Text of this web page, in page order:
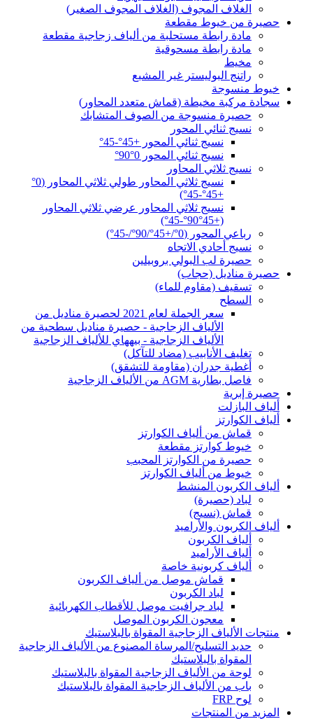
الغلاف المجوف (الغلاف المجوف الصغير)
حصيرة من خيوط مقطعة
مادة رابطة مستحلبة من ألياف زجاجية مقطعة
مادة رابطة مسحوقية
مخيط
راتنج البوليستر غير المشبع
خيوط منسوجة
سجادة مركبة مخيطة (قماش متعدد المحاور)
حصيرة منسوجة من الصوف المتشابك
نسيج ثنائي المحور
نسيج ثنائي المحور +45°-45°
نسيج ثنائي المحور 0°90°
نسيج ثلاثي المحاور
نسيج ثلاثي المحاور طولي ثلاثي المحاور (0°
+45°-45°)
نسيج ثلاثي المحاور عرضي ثلاثي المحاور
(+45°90°-45°)
رباعي المحور (0°/+45°/90°/-45°)
نسيج أحادي الاتجاه
حصيرة لب البولي بروبيلين
حصيرة مناديل (حجاب)
تسقيف (مقاوم للماء)
السطح
سعر الجملة لعام 2021 لحصيرة مناديل من
الألياف الزجاجية - حصيرة مناديل سطحية من
الألياف الزجاجية - بيههاي للألياف الزجاجية
تغليف الأنابيب (مضاد للتآكل)
أغطية جدران (مقاومة للتشقق)
فاصل بطارية AGM من الألياف الزجاجية
حصيرة إبرية
ألياف البازلت
ألياف الكوارتز
قماش من ألياف الكوارتز
خيوط كوارتز مقطعة
حصيرة من الكوارتز المحبب
خيوط من ألياف الكوارتز
ألياف الكربون المنشط
لباد (حصيرة)
قماش (نسيج)
ألياف الكربون والأراميد
ألياف الكربون
ألياف الأراميد
ألياف كربونية خاصة
قماش موصل من ألياف الكربون
لباد الكربون
لباد جرافيت موصل للأقطاب الكهربائية
معجون الكربون الموصل
منتجات الألياف الزجاجية المقواة بالبلاستيك
حديد التسليح/المرساة المصنوع من الألياف الزجاجية
المقواة بالبلاستيك
لوحة من الألياف الزجاجية المقواة بالبلاستيك
باب من الألياف الزجاجية المقواة بالبلاستيك
لوح FRP
المزيد من المنتجات